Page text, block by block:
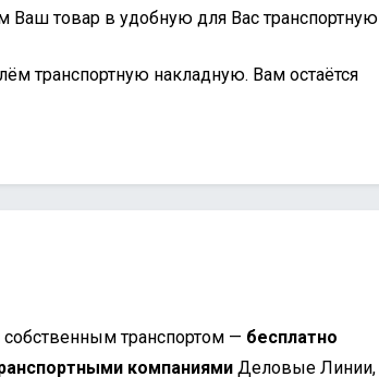
Ваш товар в удобную для Вас транспортную
транспортную накладную. Вам остаётся
собственным транспортом — бесплатно
компаниями Деловые Линии,